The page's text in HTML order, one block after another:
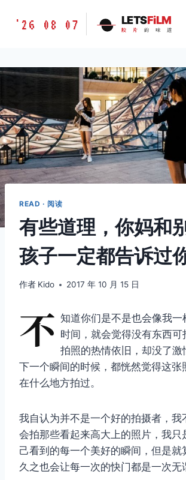
胶
味
'26 08 07 LETSFiLM
胶 片 的 味 道
READ · 阅读
有些道理，你妈和
孩子一定都告诉过
作者 Kido 2017 年 10 月 15 日
不 知道你们是不是也会像我一
时间，就会觉得没有东西可
拍照的热情依旧，却没了激
下一个瞬间的时候，都恍然觉得这张
在什么地方拍过。
我自认为并不是一个好的拍摄者，我
会拍那些看起来高大上的照片，我只
己看到的每一个美好的瞬间，但是就
久之也会让每一次的快门都是一次无